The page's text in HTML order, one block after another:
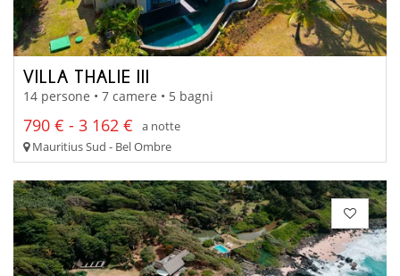
VILLA THALIE III
14 persone • 7 camere • 5 bagni
790 € - 3 162 €
a notte
Mauritius Sud - Bel Ombre